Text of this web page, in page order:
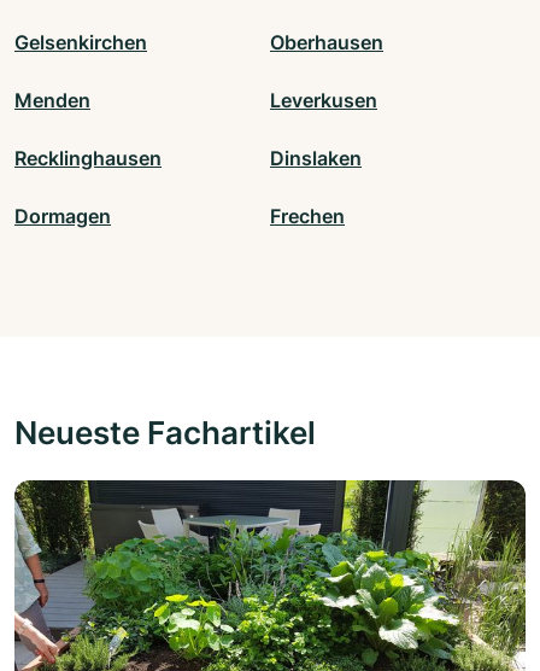
Gelsenkirchen Oberhausen
Menden Leverkusen
Recklinghausen Dinslaken
Dormagen Frechen
Neueste Fachartikel